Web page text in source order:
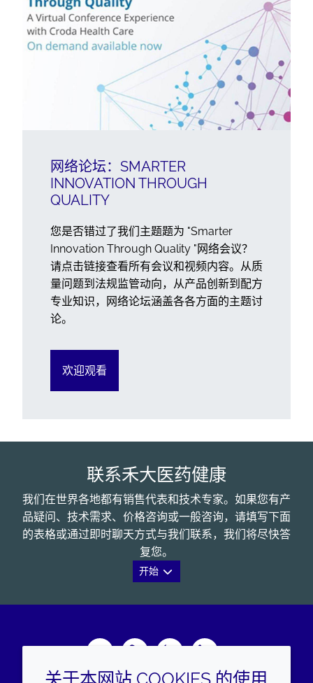
网络论坛：SMARTER
INNOVATION THROUGH
QUALITY
您是否错过了我们主题题为 "Smarter
Innovation Through Quality "网络会议？
请点击链接查看所有会议和视频内容。从质
量问题到法规监管动向，从产品创新到配方
专业知识，网络论坛涵盖各各方面的主题讨
论。
欢迎观看
联系禾大医药健康
我们在世界各地都有销售代表和技术专家。如果您有产
品疑问、技术需求、价格咨询或一般咨询，请填写下面
的表格或通过即时聊天方式与我们联系，我们将尽快答
复您。
开始
关于本网站 COOKIES 的使用